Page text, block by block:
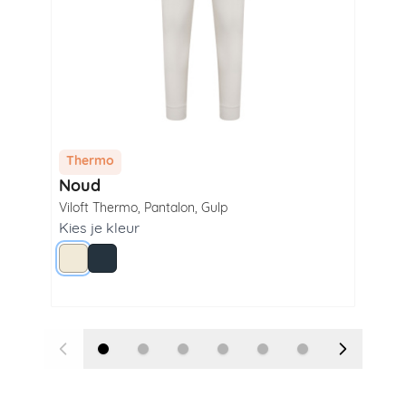
Thermo
Noud
Viloft Thermo, Pantalon, Gulp
Kies je kleur